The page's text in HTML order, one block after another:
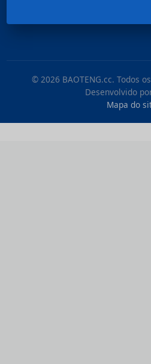
© 2026 BAOTENG.cc. Todos
Desenvolvido
Mapa do